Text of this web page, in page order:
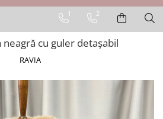
1 2
neagră cu guler detașabil
RAVIA